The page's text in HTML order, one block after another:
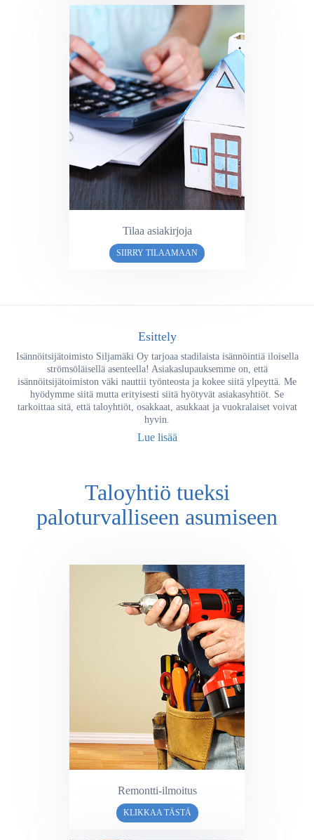
Tilaa asiakirjoja
SIIRRY TILAAMAAN
Esittely
Isännöitsijätoimisto Siljamäki Oy tarjoaa stadilaista isännöintiä iloisella
strömsöläisellä asenteella! Asiakaslupauksemme on, että
isännöitsijätoimiston väki nauttii työnteosta ja kokee siitä ylpeyttä. Me
hyödymme siitä mutta erityisesti siitä hyötyvät asiakasyhtiöt. Se
tarkoittaa sitä, että taloyhtiöt, osakkaat, asukkaat ja vuokralaiset voivat
hyvin.
Lue lisää
Taloyhtiö tueksi
paloturvalliseen asumiseen
Remontti-ilmoitus
KLIKKAA TÄSTÄ